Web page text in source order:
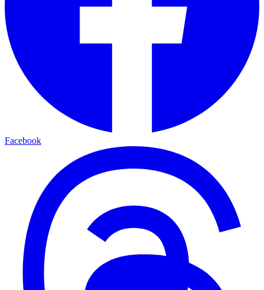
Facebook